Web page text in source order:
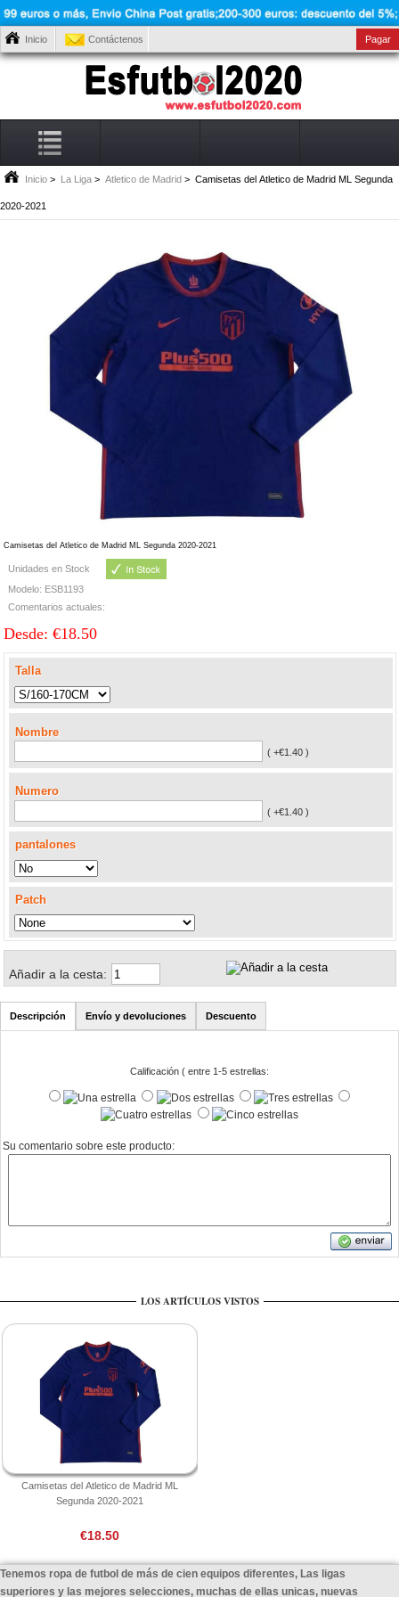
Inicio Contáctenos Pagar
Inicio > La Liga > Atletico de Madrid > Camisetas del Atletico de Madrid ML Segunda
2020-2021
Camisetas del Atletico de Madrid ML Segunda 2020-2021
Unidades en Stock
Modelo: ESB1193
Comentarios actuales:
Desde: €18.50
Talla
Nombre
( +€1.40 )
Numero
( +€1.40 )
pantalones
Patch
Añadir a la cesta:
Descripción Envío y devoluciones Descuento
Calificación ( entre 1-5 estrellas:
Su comentario sobre este producto:
LOS ARTÍCULOS VISTOS
Camisetas del Atletico de Madrid ML
Segunda 2020-2021
€18.50
Tenemos ropa de futbol de más de cien equipos diferentes, Las ligas
superiores y las mejores selecciones, muchas de ellas unicas, nuevas